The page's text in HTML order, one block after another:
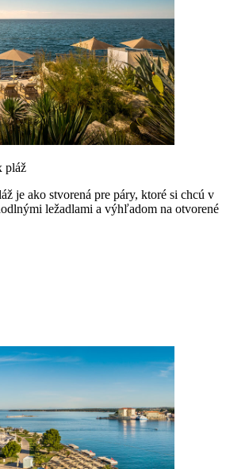
pláž
je ako stvorená pre páry, ktoré si chcú v
ležadlami a výhľadom na otvorené